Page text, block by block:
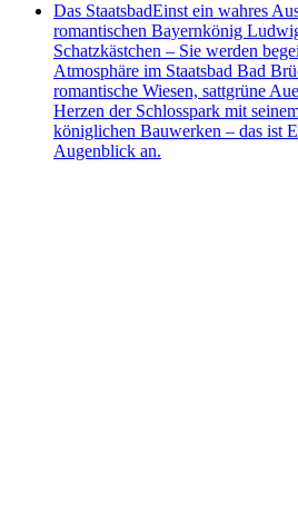
Das StaatsbadEinst ein wahres
romantischen Bayernkönig
Schatzkästchen – Sie werden
Atmosphäre im Staatsbad Bad
romantische Wiesen, sattgrüne
Herzen der Schlosspark mit
königlichen Bauwerken – das ist
Augenblick an.